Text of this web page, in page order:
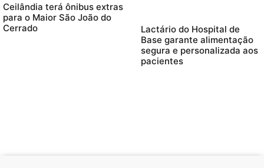
Ceilândia terá ônibus extras
para o Maior São João do
Cerrado
Lactário do Hospital de
Base garante alimentação
segura e personalizada aos
pacientes